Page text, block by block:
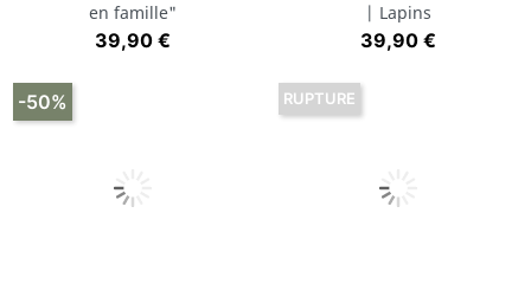
en famille"
Prix
39,90 €
| Lapins
Prix
39,90 €
-50% RUPTURE